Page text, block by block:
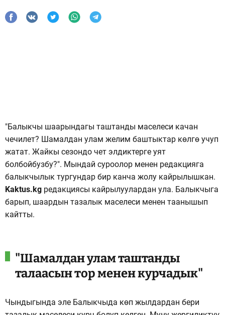
"Балыкчы шаарындагы таштанды маселеси качан
чечилет? Шамалдан улам желим баштыктар көлгө учуп
жатат. Жайкы сезондо чет элдиктерге уят
болбойбузбу?". Мындай суроолор менен редакцияга
балыкчылык тургундар бир канча жолу кайрылышкан.
Kaktus.kg редакциясы кайрылуулардан ула. Балыкчыга
барып, шаардын тазалык маселеси менен таанышып
кайтты.
"Шамалдан улам таштанды
талаасын тор менен курчадык"
Чындыгында эле Балыкчыда көп жылдардан бери